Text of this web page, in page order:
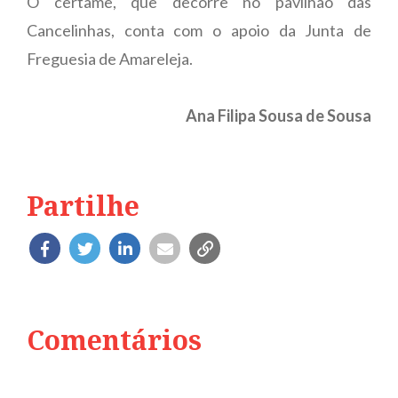
Cancelinhas, conta com o apoio da Junta de
Freguesia de Amareleja.
Ana Filipa Sousa de Sousa
Partilhe
Comentários